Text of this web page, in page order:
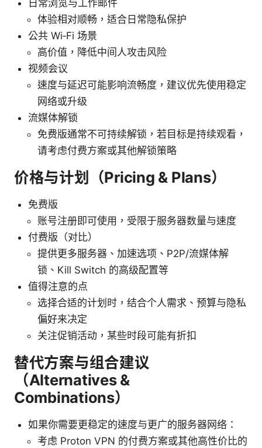
日常浏览与工作邮件
体验相对顺畅，适合日常隐私保护
公共 Wi‑Fi 场景
高价值，降低中间人攻击风险
视频会议
速度与延迟可能影响流畅度，建议优先使用稳定
网络或升级
流媒体解锁
免费版通常不可持续解锁，若目标是持续观看，
请考虑付费方案或其他解锁策略
价格与计划（Pricing & Plans）
免费版
账号注册即可使用，受限于服务器数量与速度
付费版（对比）
提供更多服务器、加速选项、P2P/流媒体解
锁、Kill Switch 的高级配置等
值得注意的点
选择合适的计划时，结合个人需求、预算与隐私
偏好来决定
关注促销活动，某些时段可能有折扣
替代方案与组合建议
（Alternatives &
Combinations）
如果你需要更稳定的速度与更广的服务器网络：
考虑 Proton VPN 的付费方案或其他高性价比的